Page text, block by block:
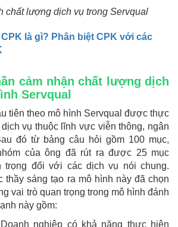
chất lượng dịch vụ trong Servqual
CPK là gì? Phân biệt CPK với các
cảm nhận chất lượng dịch
Servqual
tiên theo mô hình Servqual được thực
vụ thuộc lĩnh vực viễn thông, ngân
đó từ bảng câu hỏi gồm 100 mục,
của ông đã rút ra được 25 mục
trọng đối với các dịch vụ nói chung.
thầy sáng tạo ra mô hình này đã chọn
vai trò quan trọng trong mô hình đánh
này gồm:
Doanh nghiệp có khả năng thực hiện